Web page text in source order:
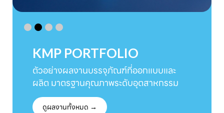
KMP PORTFOLIO
ตัวอย่างผลงานบรรจุภัณฑ์ที่ออกแบบและ
ผลิต มาตรฐานคุณภาพระดับอุตสาหกรรม
ดูผลงานทั้งหมด →